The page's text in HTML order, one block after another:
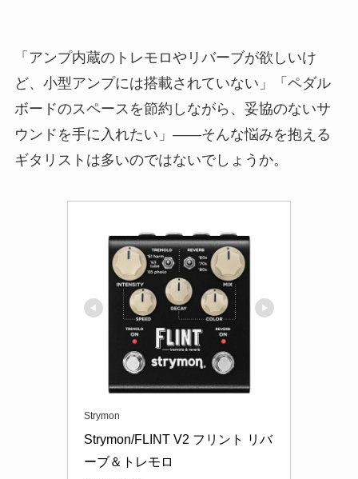
「アンプ内蔵のトレモロやリバーブが欲しいけ
ど、小型アンプには搭載されていない」「ペダル
ボードのスペースを節約しながら、妥協のないサ
ウンドを手に入れたい」——そんな悩みを抱える
ギタリストは多いのではないでしょうか。
Strymon
Strymon/FLINT V2 フリント リバ
ーブ＆トレモロ